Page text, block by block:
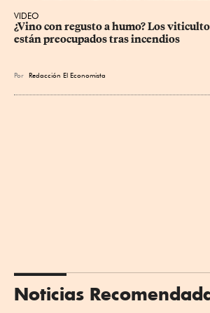
VIDEO
¿Vino con regusto a humo? Los
están preocupados tras incendios
Por Redacción El Economista
Noticias